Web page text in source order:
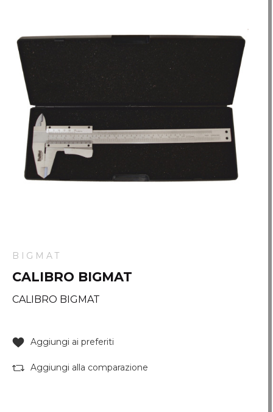
BIGMAT
CALIBRO BIGMAT
CALIBRO BIGMAT
Aggiungi ai preferiti
Aggiungi alla comparazione